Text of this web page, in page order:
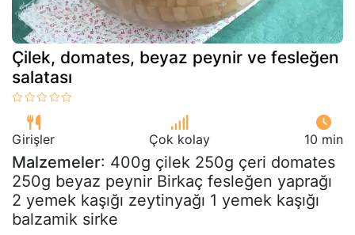
Çilek, domates, beyaz peynir ve fesleğen
salatası
Girişler Çok kolay 10 min
Malzemeler: 400g çilek 250g çeri domates
250g beyaz peynir Birkaç fesleğen yaprağı
2 yemek kaşığı zeytinyağı 1 yemek kaşığı
balzamik sirke